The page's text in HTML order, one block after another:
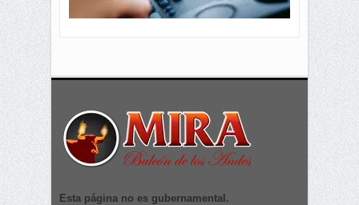
Esta página no es gubernamental.